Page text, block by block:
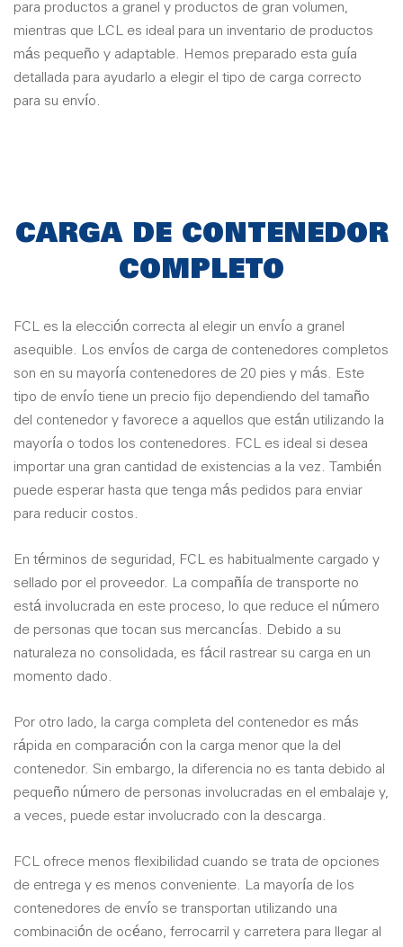
para productos a granel y productos de gran volumen,
mientras que LCL es ideal para un inventario de productos
más pequeño y adaptable. Hemos preparado esta guía
detallada para ayudarlo a elegir el tipo de carga correcto
para su envío.
CARGA DE CONTENEDOR
COMPLETO
FCL es la elección correcta al elegir un envío a granel
asequible. Los envíos de carga de contenedores completos
son en su mayoría contenedores de 20 pies y más. Este
tipo de envío tiene un precio fijo dependiendo del tamaño
del contenedor y favorece a aquellos que están utilizando la
mayoría o todos los contenedores. FCL es ideal si desea
importar una gran cantidad de existencias a la vez. También
puede esperar hasta que tenga más pedidos para enviar
para reducir costos.
En términos de seguridad, FCL es habitualmente cargado y
sellado por el proveedor. La compañía de transporte no
está involucrada en este proceso, lo que reduce el número
de personas que tocan sus mercancías. Debido a su
naturaleza no consolidada, es fácil rastrear su carga en un
momento dado.
Por otro lado, la carga completa del contenedor es más
rápida en comparación con la carga menor que la del
contenedor. Sin embargo, la diferencia no es tanta debido al
pequeño número de personas involucradas en el embalaje y,
a veces, puede estar involucrado con la descarga.
FCL ofrece menos flexibilidad cuando se trata de opciones
de entrega y es menos conveniente. La mayoría de los
contenedores de envío se transportan utilizando una
combinación de océano, ferrocarril y carretera para llegar al